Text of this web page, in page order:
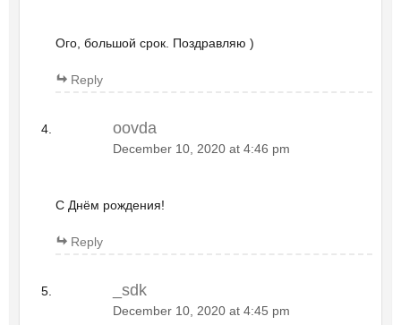
Ого, большой срок. Поздравляю )
Reply
oovda
December 10, 2020 at 4:46 pm
С Днём рождения!
Reply
_sdk
December 10, 2020 at 4:45 pm